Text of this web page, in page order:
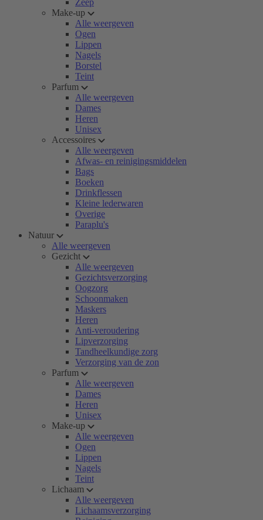
Zeep
Make-up
Alle weergeven
Ogen
Lippen
Nagels
Borstel
Teint
Parfum
Alle weergeven
Dames
Heren
Unisex
Accessoires
Alle weergeven
Afwas- en reinigingsmiddelen
Bags
Boeken
Drinkflessen
Kleine lederwaren
Overige
Paraplu's
Natuur
Alle weergeven
Gezicht
Alle weergeven
Gezichtsverzorging
Oogzorg
Schoonmaken
Maskers
Heren
Anti-veroudering
Lipverzorging
Tandheelkundige zorg
Verzorging van de zon
Parfum
Alle weergeven
Dames
Heren
Unisex
Make-up
Alle weergeven
Ogen
Lippen
Nagels
Teint
Lichaam
Alle weergeven
Lichaamsverzorging